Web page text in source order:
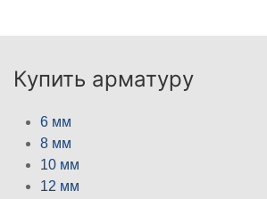
Купить арматуру
6 мм
8 мм
10 мм
12 мм